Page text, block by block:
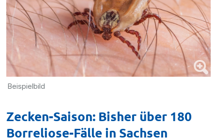
Beispielbild
Zecken-Saison: Bisher über 180
Borreliose-Fälle in Sachsen